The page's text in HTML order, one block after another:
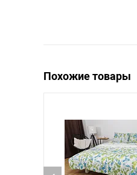
Похожие товары